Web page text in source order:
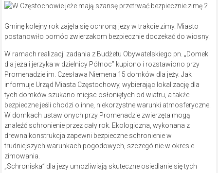
Gminę kolejny rok zajęła się ochroną jeży w trakcie zimy. Miasto
postanowiło pomóc zwierzakom bezpiecznie doczekać do wiosny.
W ramach realizacji zadania z Budżetu Obywatelskiego pn. „Domek
dla jeża i jerzyka w dzielnicy Północ” kupiono i rozstawiono przy
Promenadzie im. Czesława Niemena 15 domków dla jeży. Jak
informuje Urząd Miasta Częstochowy, wybierając lokalizację dla
tych domków szukano miejsc osłoniętych od wiatru, a także
bezpieczne jeśli chodzi o inne, niekorzystne warunki atmosferyczne.
W domkach ustawionych przy Promenadzie zwierzęta mogą
znaleźć schronienie przez cały rok. Ekologiczna, wykonana z
drewna konstrukcja zapewni bezpieczne schronienie w
trudniejszych warunkach pogodowych, szczególnie w okresie
zimowania.
„Schroniska” dla jeży umożliwiają skuteczne osiedlanie się tych